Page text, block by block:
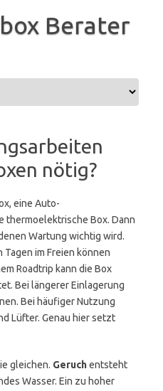
Berater
nötig?
eine Auto-
thermoelektrische Box. Dann
Wartung wichtig wird.
Tagen im Freien können
Roadtrip kann die Box
Bei längerer Einlagerung
Bei häufiger Nutzung
Lüfter. Genau hier setzt
gleichen. Geruchentsteht
Wasser. Ein zu hoher